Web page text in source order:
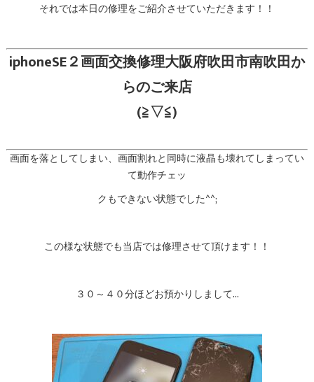
それでは本日の修理をご紹介させていただきます！！
iphoneSE２画面交換修理大阪府吹田市南吹田か
らのご来店
(≧▽≦)
画面を落としてしまい、画面割れと同時に液晶も壊れてしまってい
て動作チェッ
クもできない状態でした^^;
この様な状態でも当店では修理させて頂けます！！
３０～４０分ほどお預かりしまして…